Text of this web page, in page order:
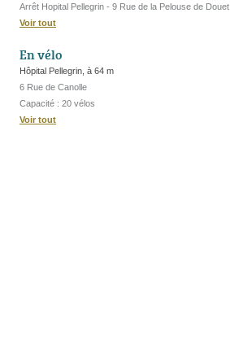
Arrêt Hopital Pellegrin - 9 Rue de la Pelouse de Douet
Voir tout
En vélo
Hôpital Pellegrin, à 64 m
6 Rue de Canolle
Capacité : 20 vélos
Voir tout